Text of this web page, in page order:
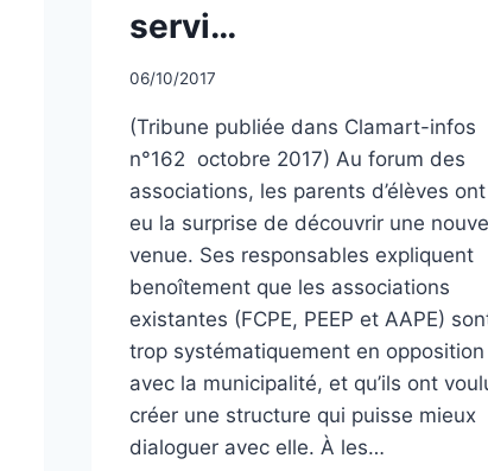
servi…
Par
06/10/2017
(Tribune publiée dans Clamart-infos
n°162 octobre 2017) Au forum des
associations, les parents d’élèves ont
eu la surprise de découvrir une
venue. Ses responsables expliquent
benoîtement que les associations
existantes (FCPE, PEEP et AAPE)
trop systématiquement en opposition
avec la municipalité, et qu’ils ont
créer une structure qui puisse mieux
dialoguer avec elle. À les…